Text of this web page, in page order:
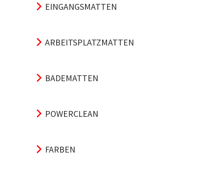
EINGANGSMATTEN
ARBEITSPLATZMATTEN
BADEMATTEN
POWERCLEAN
FARBEN